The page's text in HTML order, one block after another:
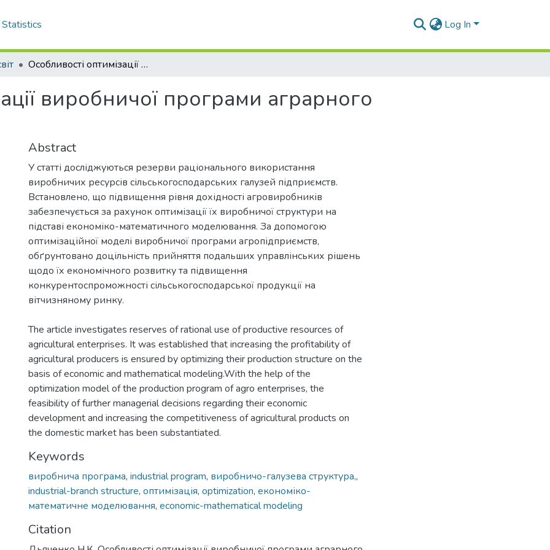
Statistics Log In
Особливості оптимізації виробничої програми аграрного підприємства.
виробничої програми аграрного
Abstract
У статті досліджуються резерви раціонального використання
виробничих ресурсів сільськогосподарських галузей підприємств.
Встановлено, що підвищення рівня дохідності агровиробників
забезпечується за рахунок оптимізації їх виробничої структури на
підставі економіко-математичного моделювання. За допомогою
оптимізаційної моделі виробничої програми агропідприємств,
обґрунтовано доцільність прийняття подальших управлінських рішень
щодо їх економічного розвитку та підвищення
конкурентоспроможності сільськогосподарської продукції на
вітчизняному ринку.
The article investigates reserves of rational use of productive resources of
agricultural enterprises. It was established that increasing the profitability of
agricultural producers is ensured by optimizing their production structure on the
basis of economic and mathematical modeling.With the help of the
optimization model of the production program of agro enterprises, the
feasibility of further managerial decisions regarding their economic
development and increasing the competitiveness of agricultural products on
the domestic market has been substantiated.
Keywords
виробнича програма, industrial program, виробничо-галузева структура,,
industrial-branch structure, оптимізація, optimization, економіко-
математичне моделювання, economic-mathematical modeling
Citation